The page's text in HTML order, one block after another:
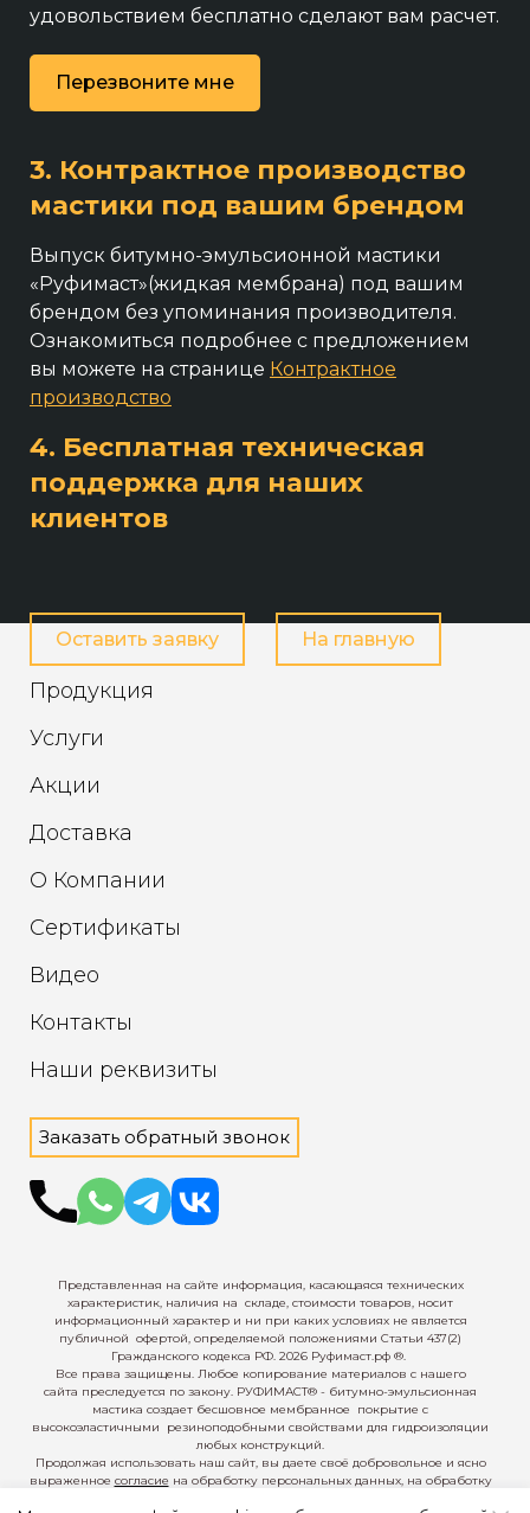
удовольствием бесплатно сделают вам расчет.
Перезвоните мне
3. Контрактное производство
мастики под вашим брендом
Выпуск битумно-эмульсионной мастики
«Руфимаст»(жидкая мембрана) под вашим
брендом без упоминания производителя.
Ознакомиться подробнее с предложением
вы можете на странице Контрактное
производство
4. Бесплатная техническая
поддержка для наших
клиентов
На главную
Оставить заявку
Продукция
Услуги
Акции
Доставка
О Компании
Сертификаты
Видео
Контакты
Наши реквизиты
Заказать обратный звонок
Представленная на сайте информация, касающаяся технических
характеристик, наличия на складе, стоимости товаров, носит
информационный характер и ни при каких условиях не является
публичной офертой, определяемой положениями Статьи 437(2)
Гражданского кодекса РФ. 2026 Руфимаст.рф ®.
Все права защищены. Любое копирование материалов с нашего
сайта преследуется по закону. РУФИМАСТ® - битумно-эмульсионная
мастика создает бесшовное мембранное
покрытие с
высокоэластичными
резиноподобными свойствами для гидроизоляции
любых конструкций.
Продолжая использовать наш сайт, вы даете своё добровольное и ясно
выраженное согласие на обработку персональных данных, на обработку